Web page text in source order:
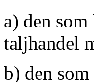
a) den
taljhandel
b) den